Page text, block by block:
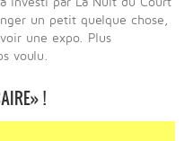
un petit quelque chose,
une expo. Plus
voulu.
!